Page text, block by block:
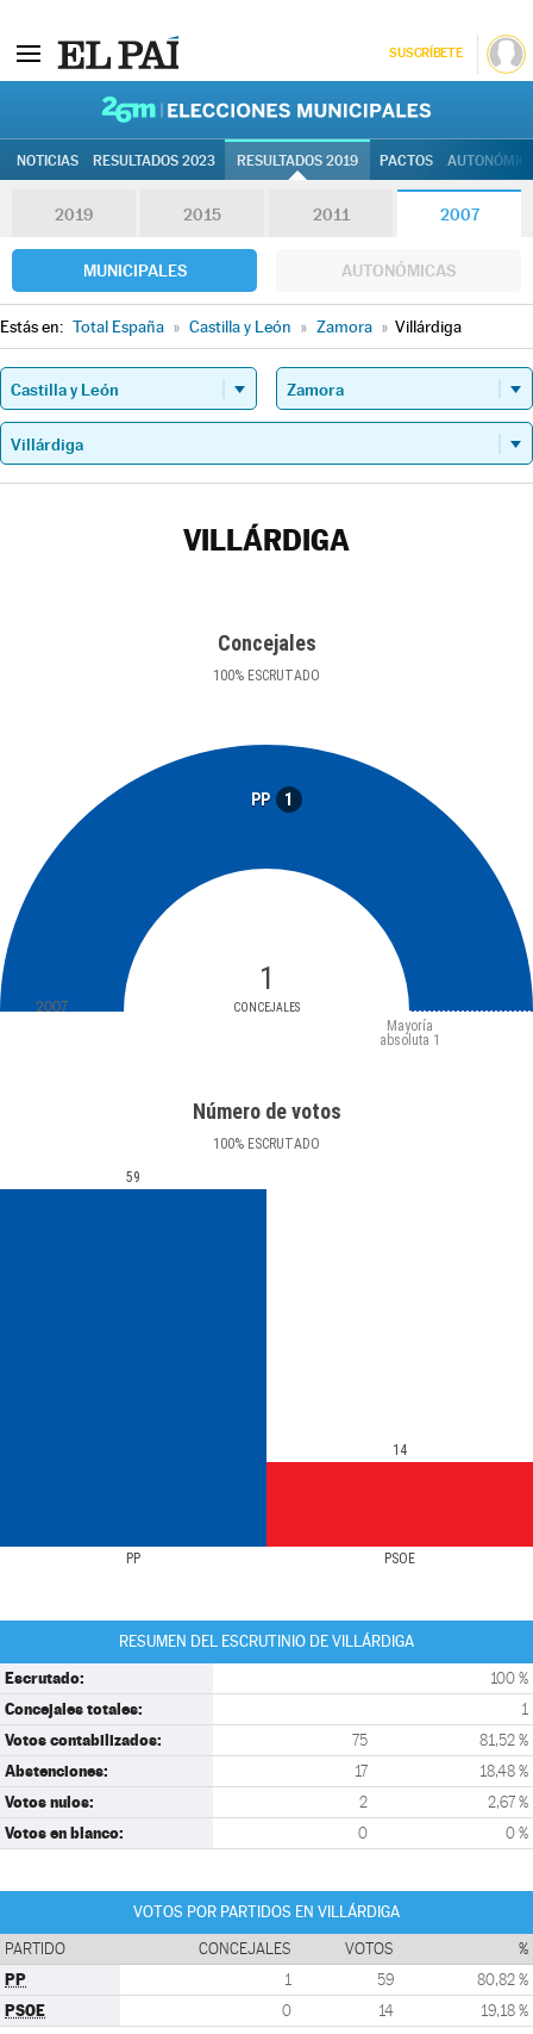
SUSCRÍBETE
NOTICIAS RESULTADOS 2023 RESULTADOS 2019 PACTOS
2019 2015 2011 2007
MUNICIPALES AUTONÓMICAS
Estás en: Total España » Castilla y León » Zamora » Villárdiga
VILLÁRDIGA
Concejales
100% ESCRUTADO
PP 1
1
CONCEJALES
Mayoría
absoluta 1
2007
Número de votos
100% ESCRUTADO
PP PSOE
59
14
RESUMEN DEL ESCRUTINIO DE VILLÁRDIGA
Escrutado: 100 %
Concejales totales: 1
Votos contabilizados: 75 81,52 %
Abstenciones: 17 18,48 %
Votos nulos: 2 2,67 %
Votos en blanco: 0 0 %
VOTOS POR PARTIDOS EN VILLÁRDIGA
PARTIDO CONCEJALES VOTOS %
PP 1 59 80,82 %
PSOE 0 14 19,18 %